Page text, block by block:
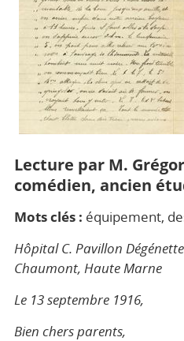
Lecture par M.
comédien, ancien
Mots clés : équipement,
Hôpital C. Pavillon
Chaumont, Haute Marne
Le 13 septembre 1916,
Bien chers parents,